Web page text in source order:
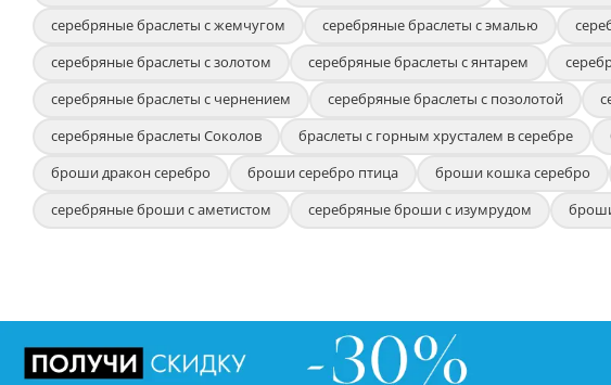
серебряные браслеты с жемчугом
серебряные браслеты с эмалью
серебряные браслеты с золотом
серебряные браслеты с янтарем
серебряные браслеты с чернением
серебряные браслеты с позолотой
серебряные браслеты Соколов
браслеты с горным хрусталем в серебре
броши дракон серебро
броши серебро птица броши кошка серебро
серебряные броши с аметистом
серебряные броши с изумрудом